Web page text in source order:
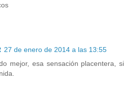
27 de enero de 2014 a las 13:55
mejor, esa sensación placentera, si